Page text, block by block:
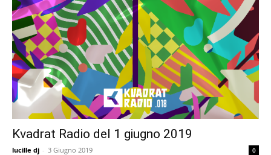
Kvadrat Radio del 1 giugno 2019
lucille dj - 3 Giugno 2019 0